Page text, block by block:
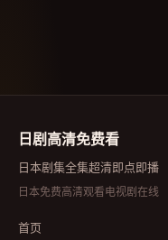
日剧高清免费看
日本剧集全集超清即点即播
日本免费高清观看电视剧在线
首页